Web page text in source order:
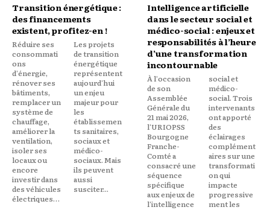
Transition énergétique :
des financements
existent, profitez-en !
Réduire ses
consommati
ons
d'énergie,
rénover ses
bâtiments,
remplacer un
système de
chauffage,
améliorer la
ventilation,
isoler ses
locaux ou
encore
investir dans
des véhicules
électriques…
Les projets
de transition
énergétique
représentent
aujourd'hui
un enjeu
majeur pour
les
établissemen
ts sanitaires,
sociaux et
médico-
sociaux. Mais
ils peuvent
aussi
susciter...
Intelligence artificielle
dans le secteur social et
médico-social : enjeux et
responsabilités à l’heure
d’une transformation
incontournable
À l'occasion
de son
Assemblée
Générale du
21 mai 2026,
l'URIOPSS
Bourgogne
Franche-
Comté a
consacré une
séquence
spécifique
aux enjeux de
l'intelligence
social et
médico-
social. Trois
intervenants
ont apporté
des
éclairages
complément
aires sur une
transformati
on qui
impacte
progressive
ment les